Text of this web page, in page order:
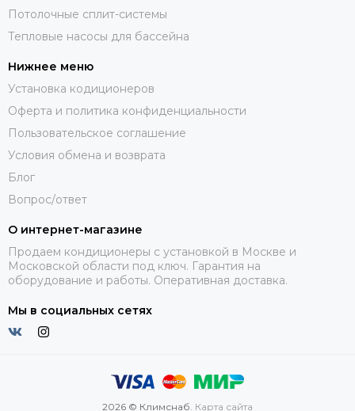
Потолочные сплит-системы
Тепловые насосы для бассейна
Нижнее меню
Установка кодиционеров
Оферта и политика конфиденциальности
Пользовательское соглашение
Условия обмена и возврата
Блог
Вопрос/ответ
О интернет-магазине
Продаем кондиционеры с установкой в Москве и
Московской области под ключ. Гарантия на
оборудование и работы. Оперативная доставка.
Мы в социальных сетях
2026 © Климснаб. Карта сайта